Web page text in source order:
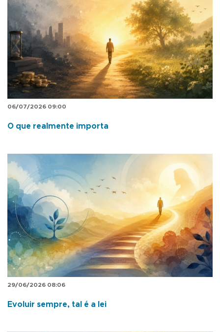
06/07/2026 09:00
O que realmente importa
29/06/2026 08:06
Evoluir sempre, tal é a lei